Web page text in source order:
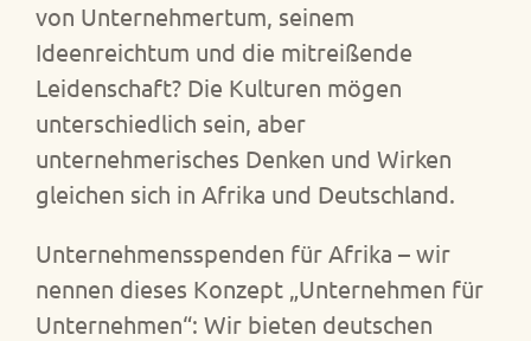
von Unternehmertum, seinem
Ideenreichtum und die mitreißende
Leidenschaft? Die Kulturen mögen
unterschiedlich sein, aber
unternehmerisches Denken und Wirken
gleichen sich in Afrika und Deutschland.
Unternehmensspenden für Afrika – wir
nennen dieses Konzept „Unternehmen für
Unternehmen“: Wir bieten deutschen